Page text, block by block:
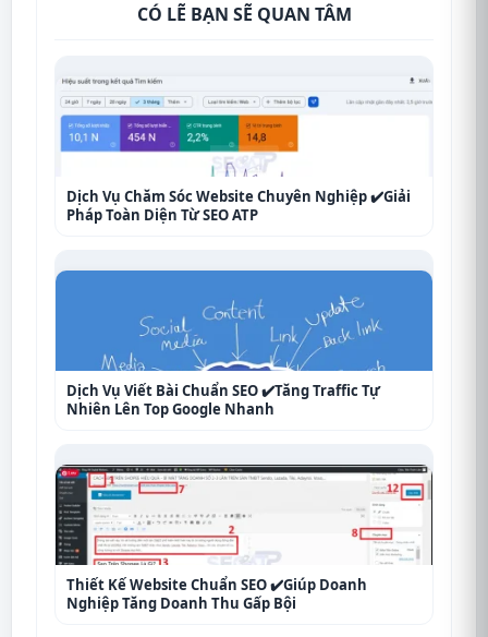
CÓ LẼ BẠN SẼ QUAN TÂM
Dịch Vụ Chăm Sóc Website Chuyên Nghiệp ✔️Giải
Pháp Toàn Diện Từ SEO ATP
Dịch Vụ Viết Bài Chuẩn SEO ✔️Tăng Traffic Tự
Nhiên Lên Top Google Nhanh
Thiết Kế Website Chuẩn SEO ✔️Giúp Doanh
Nghiệp Tăng Doanh Thu Gấp Bội